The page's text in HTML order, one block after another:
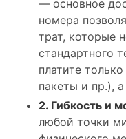
— основное
номера
трат, которые
стандартного
платите
пакеты и пр.),
2. Гибкость и
любой точки